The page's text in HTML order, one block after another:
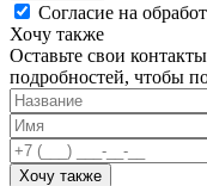
Согласие на
Хочу также
Оставьте свои
подробностей, чтобы
Хочу также